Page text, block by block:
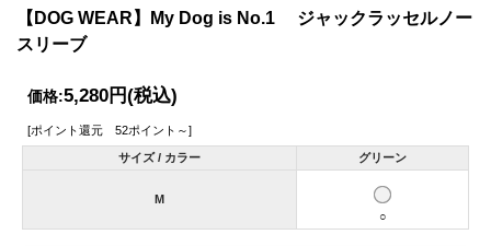
【DOG WEAR】My Dog is No.1 ジャックラッセルノー
スリーブ
価格:5,280円(税込)
[ポイント還元 52ポイント～]
サイズ / カラー グリーン
M
○